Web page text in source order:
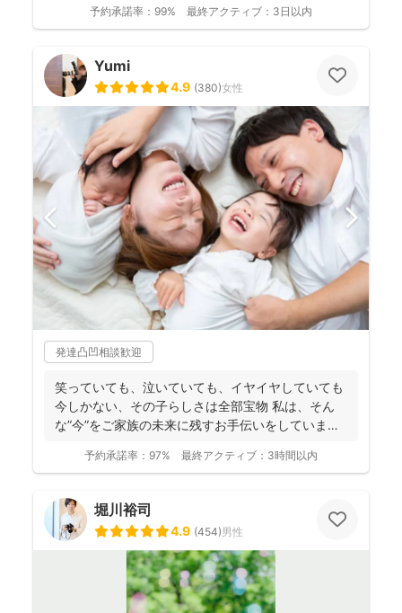
予約承諾率： 99% 最終アクティブ： 3日以内
Yumi
4.9 (380)女性
発達凸凹相談歓迎
笑っていても、泣いていても、イヤイヤしていても
今しかない、その子らしさは全部宝物 私は、そん
な”今”をご家族の未来に残すお手伝いをしています
予約承諾率： 97% 最終アクティブ： 3時間以内
堀川裕司
4.9 (454)男性